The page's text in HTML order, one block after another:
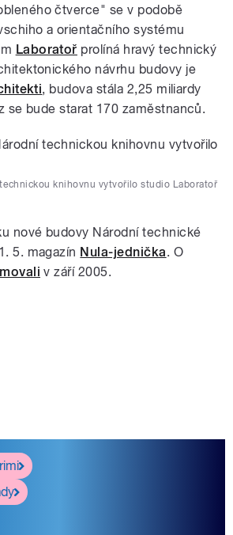
čtverce" se v podobě
a orientačního systému
Laboratoř prolíná hravý technický
návrhu budovy je
, budova stála 2,25 miliardy
se bude starat 170 zaměstnanců.
knihovnu vytvořilo studio Laboratoř
nové budovy Národní technické
5. magazín Nula-jednička. O
v září 2005.